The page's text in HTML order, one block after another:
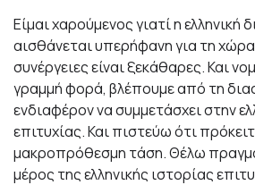
Είμαι χαρούμενος γιατί η ελληνική
αισθάνεται υπερήφανη για τη
συνέργειες είναι ξεκάθαρες. Και
γραμμή φορά, βλέπουμε από τη
ενδιαφέρον να συμμετάσχει στην
επιτυχίας. Και πιστεύω ότι
μακροπρόθεσμη τάση. Θέλω
μέρος της ελληνικής ιστορίας